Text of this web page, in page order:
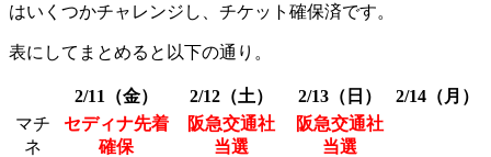
はいくつかチャレンジし、チケット確保済です。
表にしてまとめると以下の通り。
2/11（金） 2/12（土） 2/13（日）
2/14（月）
マチ
ネ
セディナ先着
確保
阪急交通社
当選
阪急交通社
当選